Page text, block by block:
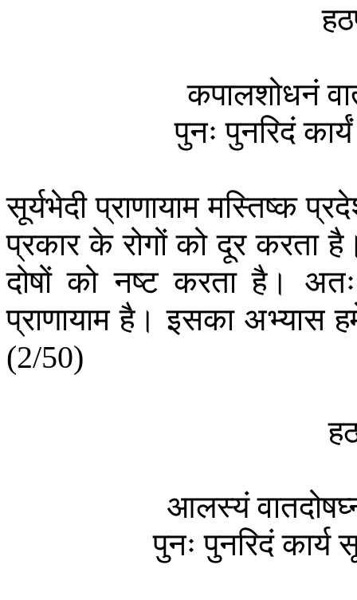
कपालशोधनं
पुनः पुनरिदं कार्यं
सूर्यभेदी प्राणायाम मस्तिष्क
प्रकार के रोगों को दूर करता
दोषों को नष्ट करता है।
अतः
प्राणायाम है। इसका अभ्यास
(2/50)
आलस्यं
पुनः पुनरिदं कार्य